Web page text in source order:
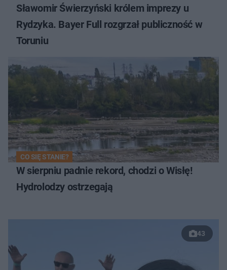
Sławomir Świerzyński królem imprezy u
Rydzyka. Bayer Full rozgrzał publiczność w
Toruniu
CO SIĘ STANIE?
W sierpniu padnie rekord, chodzi o Wisłę!
Hydrolodzy ostrzegają
43